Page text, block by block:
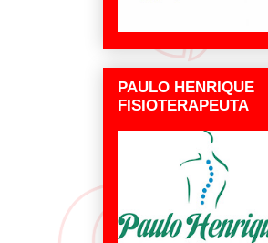
PAULO HENRIQUE
FISIOTERAPEUTA